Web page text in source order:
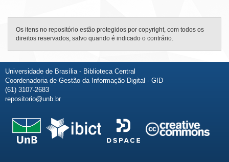
Os itens no repositório estão protegidos por copyright, com todos os
direitos reservados, salvo quando é indicado o contrário.
Universidade de Brasília - Biblioteca Central
Coordenadoria de Gestão da Informação Digital - GID
(61) 3107-2683
repositorio@unb.br